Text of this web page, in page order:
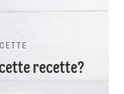
recette?